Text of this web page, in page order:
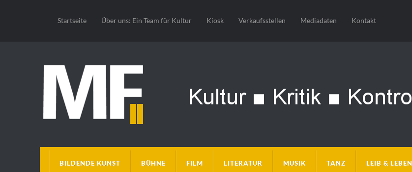
Startseite Über uns: Ein Team für Kultur Kiosk Verkaufsstellen Mediadaten Kontakt
BILDENDE KUNST BÜHNE FILM LITERATUR MUSIK TANZ LEIB & LEBEN